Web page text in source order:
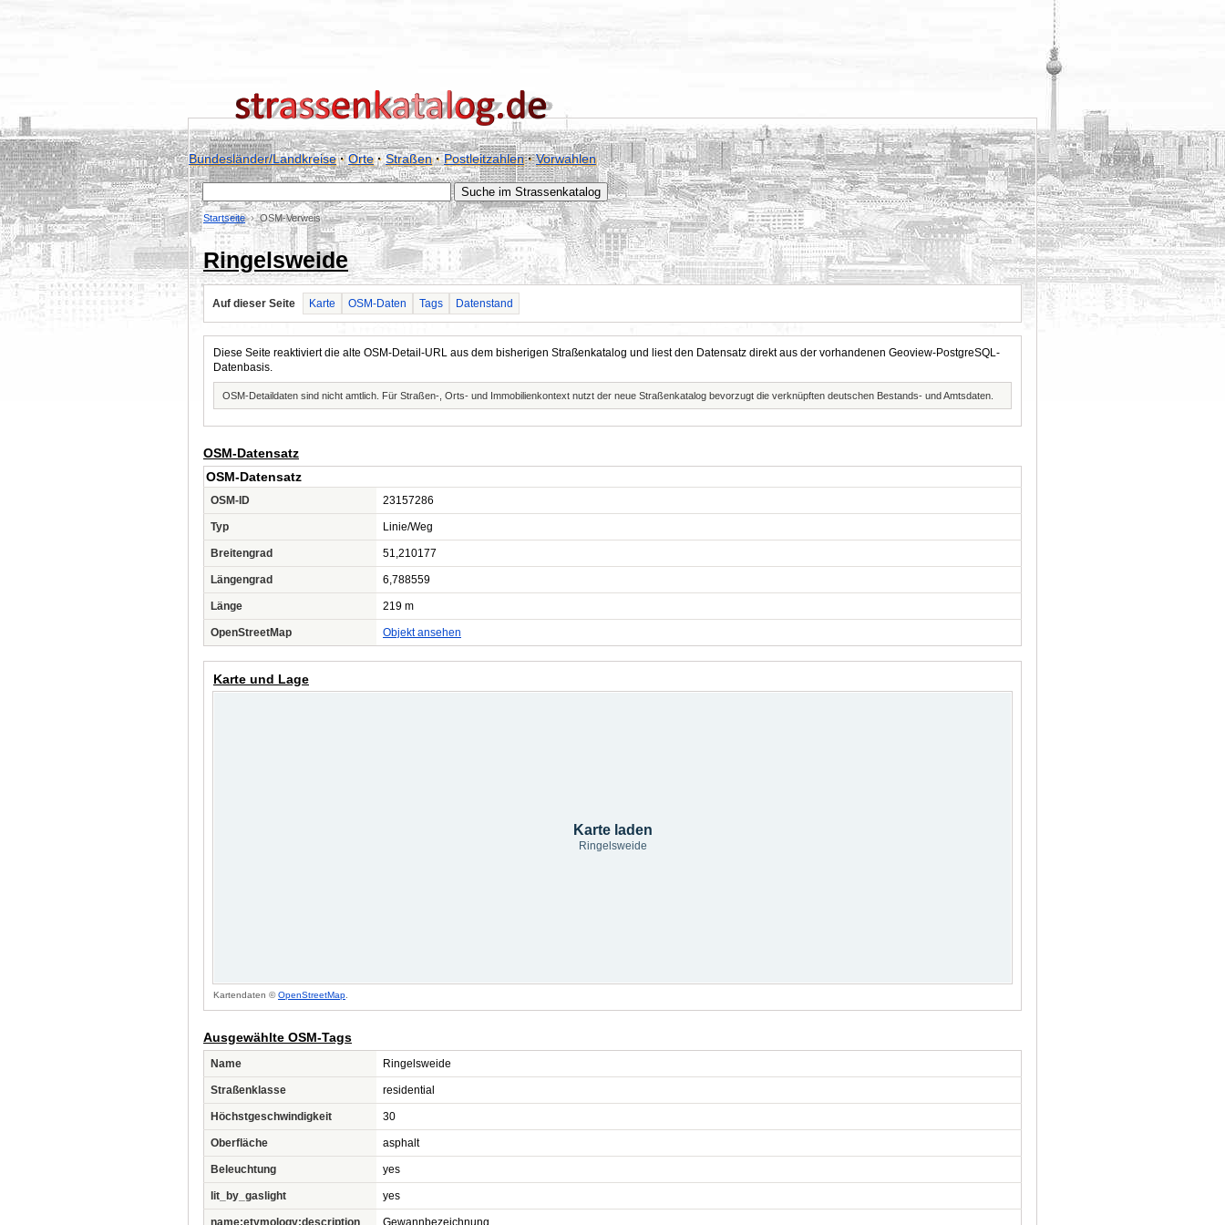
Bundesländer/Landkreise·Orte·Straßen·Postleitzahlen·Vorwahlen
Startseite OSM-Verweis
Ringelsweide
Auf dieser Seite Karte OSM-Daten Tags Datenstand
Diese Seite reaktiviert die alte OSM-Detail-URL aus dem bisherigen Straßenkatalog und liest den Datensatz direkt aus der vorhandenen Geoview-PostgreSQL-
Datenbasis.
OSM-Detaildaten sind nicht amtlich. Für Straßen-, Orts- und Immobilienkontext nutzt der neue Straßenkatalog bevorzugt die verknüpften deutschen Bestands- und Amtsdaten.
OSM-Datensatz
OSM-Datensatz
OSM-ID 23157286
Typ Linie/Weg
Breitengrad 51,210177
Längengrad 6,788559
Länge 219 m
OpenStreetMap Objekt ansehen
Karte und Lage
Karte laden
Ringelsweide
Kartendaten ©OpenStreetMap
Ausgewählte OSM-Tags
Name Ringelsweide
Straßenklasse residential
Höchstgeschwindigkeit 30
Oberfläche asphalt
Beleuchtung yes
lit_by_gaslight yes
name:etymology:description Gewannbezeichnung